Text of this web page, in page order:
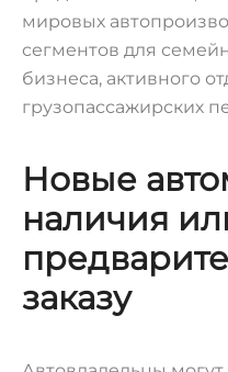
мировых
сегментов для
бизнеса, активного
грузопассажирских
Новые
наличия
заказу